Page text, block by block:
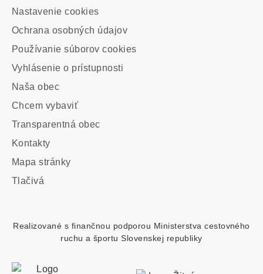
Main
navigation
Naša obec
Chcem vybaviť
Transparentná obec
Kontakty
Footer
custom
Mapa stránky
Tlačivá
Footer
-
Nastavenie cookies
Ochrana osobných údajov
Používanie súborov cookies
Vyhlásenie o prístupnosti
Realizované s finančnou podporou Ministerstva cestovného
ruchu a športu Slovenskej republiky